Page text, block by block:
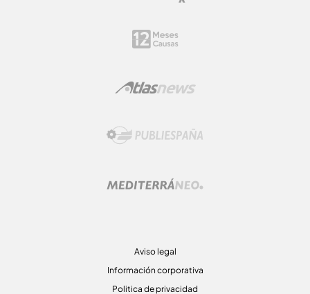
Aviso legal
Información corporativa
Politica de privacidad